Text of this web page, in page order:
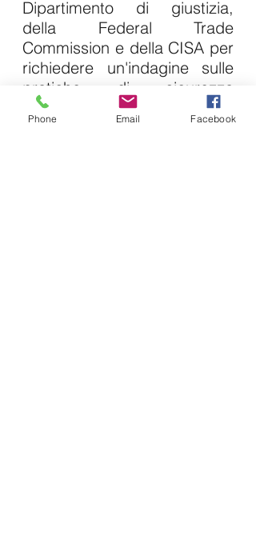
Dipartimento di giustizia,
della Federal Trade
Commission e della CISA per
richiedere un'indagine sulle
pratiche di sicurezza
informatica di Microsoft che,
afferma, hanno facilitato la
Phone Email Facebook